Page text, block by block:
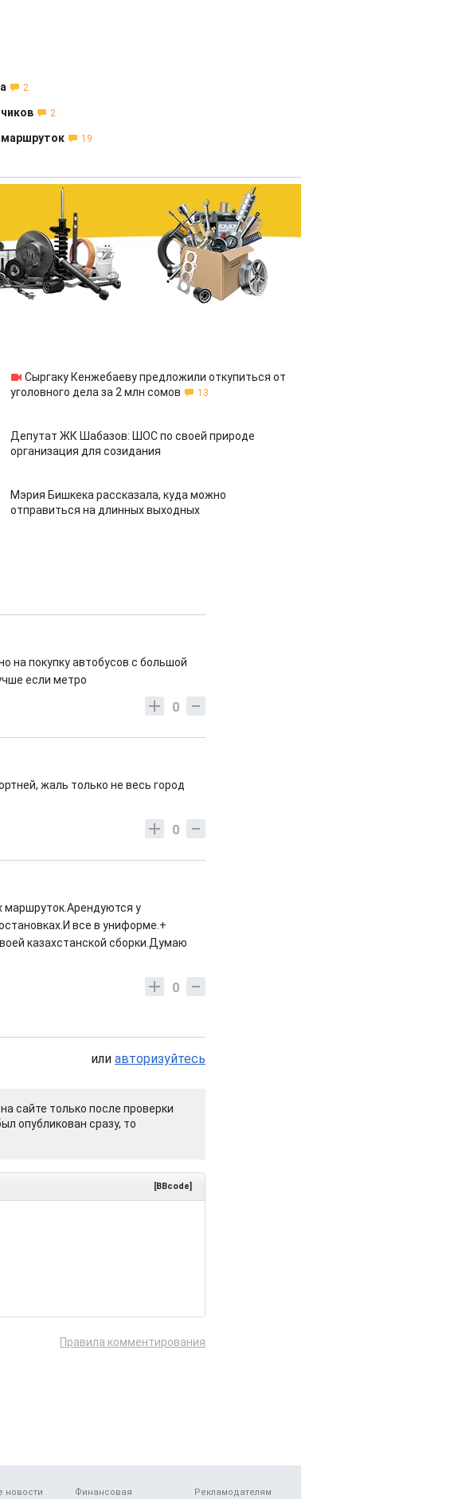
2
2
маршруток 19
Сыргаку Кенжебаеву предложили откупиться от
уголовного дела за 2 млн сомов
13
Депутат ЖК Шабазов: ШОС по своей природе
организация для созидания
Мэрия Бишкека рассказала, куда можно
отправиться на длинных выходных
на покупку автобусов с большой
если метро
0
жаль только не весь город
0
маршруток.Арендуются у
все в униформе.+
казахстанской сборки.Думаю
0
или авторизуйтесь
сайте только после проверки
опубликован сразу, то
[BBcode]
Правила комментирования
новости Финансовая Рекламодателям